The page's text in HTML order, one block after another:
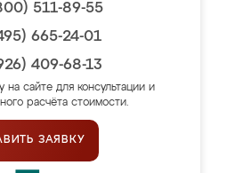
511-89-55
665-24-01
409-68-13
на сайте для консультации и
расчёта стоимости.
ЗАЯВКУ